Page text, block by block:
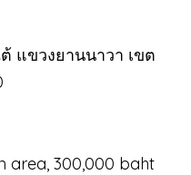
แขวงยานนาวา เขต
area, 300,000 baht